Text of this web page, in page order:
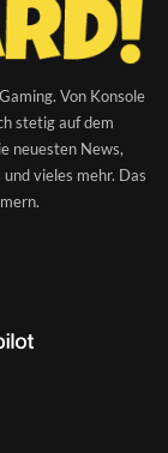
Von Konsole
stetig auf dem
neuesten News,
vieles mehr. Das